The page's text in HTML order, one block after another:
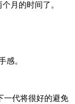
月的时间了。
感。
一代将很好的避免